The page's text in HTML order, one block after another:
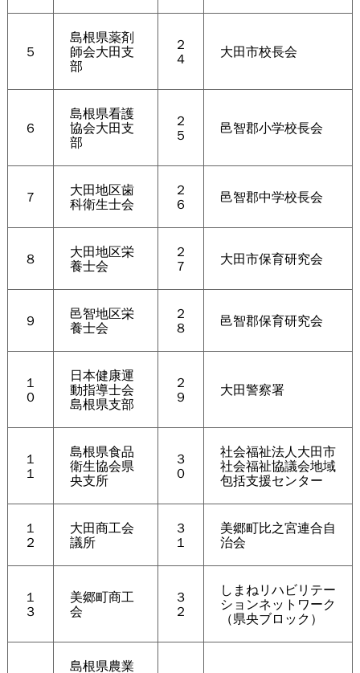
５
島根県薬剤
師会大田支
部
２
４ 大田市校長会
６
島根県看護
協会大田支
部
２
５ 邑智郡小学校長会
７ 大田地区歯
科衛生士会
２
６ 邑智郡中学校長会
８ 大田地区栄
養士会
２
７ 大田市保育研究会
９ 邑智地区栄
養士会
２
８ 邑智郡保育研究会
１
０
日本健康運
動指導士会
島根県支部
２
９ 大田警察署
１
１
島根県食品
衛生協会県
央支所
３
０
社会福祉法人大田市
社会福祉協議会地域
包括支援センター
１
２
大田商工会
議所
３
１
美郷町比之宮連合自
治会
１
３
美郷町商工
会
３
２
しまねリハビリテー
ションネットワーク
（県央ブロック）
島根県農業